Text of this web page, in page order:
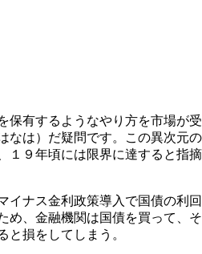
保有するようなやり方を市場が受
なは）だ疑問です。この異次元の
１９年頃には限界に達すると指摘
イナス金利政策導入で国債の利回
め、金融機関は国債を買って、そ
と損をしてしまう。